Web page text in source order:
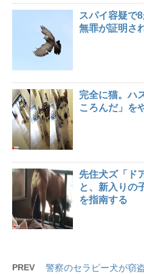
スパイ容疑で
無罪が証明さ
完全に猫。ハ
ころんだ」を
先住犬ズ「ド
と、新入りの
を指南する
PREV
警察のセラピー犬が窃